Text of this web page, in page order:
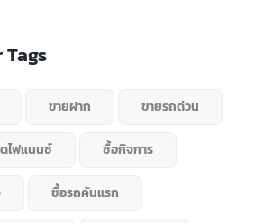
ขายฝาก ขายรถด่วน
ไฟแนนซ์ ซื้อกิจการ
ซื้อรถคันแรก